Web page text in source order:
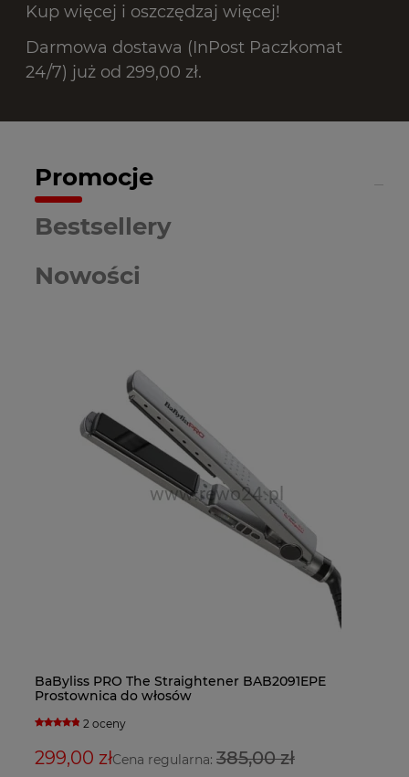
Kup więcej i oszczędzaj więcej!
Darmowa dostawa (InPost Paczkomat
24/7) już od 299,00 zł.
Promocje
Nowości
Bestsellery
BaByliss PRO The Straightener BAB2091EPE
Prostownica do włosów
2 oceny
299,00 złCena regularna: 385,00 zł